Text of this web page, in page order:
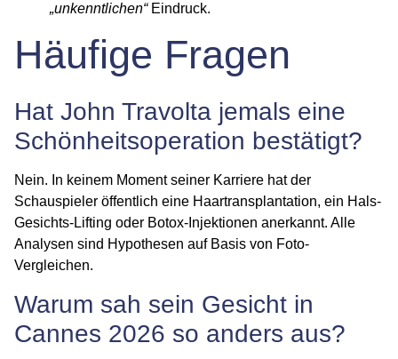
„unkenntlichen“Eindruck.
Häufige Fragen
Hat John Travolta jemals eine
Schönheitsoperation bestätigt?
Nein. In keinem Moment seiner Karriere hat der
Schauspieler öffentlich eine Haartransplantation, ein Hals-
Gesichts-Lifting oder Botox-Injektionen anerkannt. Alle
Analysen sind Hypothesen auf Basis von Foto-
Vergleichen.
Warum sah sein Gesicht in
Cannes 2026 so anders aus?